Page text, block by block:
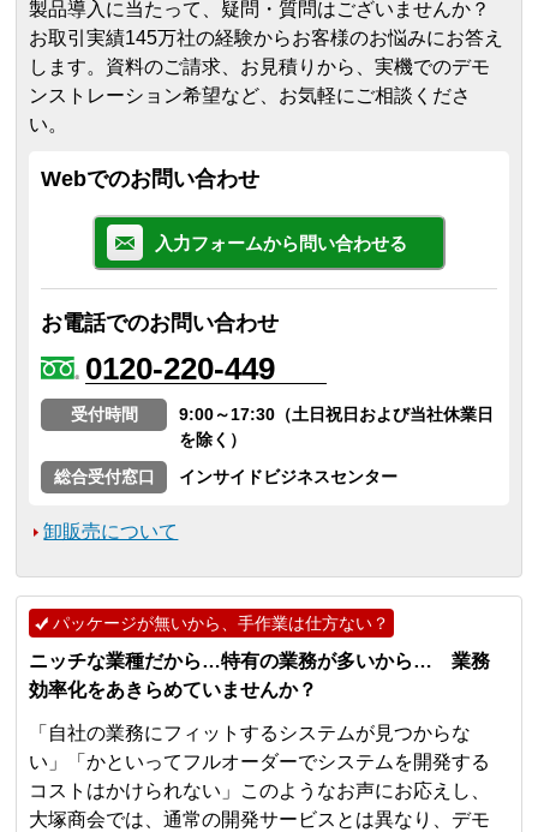
製品導入に当たって、疑問・質問はございませんか？
お取引実績145万社の経験からお客様のお悩みにお答え
します。 資料のご請求、お見積りから、実機でのデモ
ンストレーション希望など、お気軽にご相談くださ
い。
Webでのお問い合わせ
入力フォームから問い合わせる
お電話でのお問い合わせ
0120-220-449
受付時間
9:00～17:30（土日祝日および当社休業日
を除く）
総合受付窓口
インサイドビジネスセンター
卸販売について
パッケージが無いから、手作業は仕方ない？
ニッチな業種だから…特有の業務が多いから… 業務
効率化をあきらめていませんか？
「自社の業務にフィットするシステムが見つからな
い」「かといってフルオーダーでシステムを開発する
コストはかけられない」このようなお声にお応えし、
大塚商会では、通常の開発サービスとは異なり、デモ